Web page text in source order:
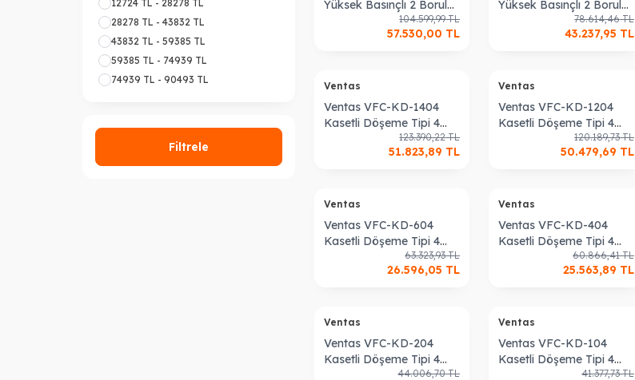
12724 TL - 28278 TL
28278 TL - 43832 TL
43832 TL - 59385 TL
59385 TL - 74939 TL
74939 TL - 90493 TL
Filtrele
Yüksek Basınçlı 2 Borulu
Fan Coil Cihazı104.599,99TL
57.530,00 TL
Yüksek Basınçlı 2 Borulu
Fan Coil Cihazı78.614,46TL
43.237,95 TL
Ventas
Ventas VFC-KD-1404
Kasetli Döşeme Tipi 4
Borulu Fan Coil Cihazı
123.390,22TL
51.823,89 TL
Ventas
Ventas VFC-KD-1204
Kasetli Döşeme Tipi 4
Borulu Fan Coil Cihazı
120.189,73TL
50.479,69 TL
Ventas
Ventas VFC-KD-604
Kasetli Döşeme Tipi 4
Borulu Fan Coil Cihazı
63.323,93TL
26.596,05 TL
Ventas
Ventas VFC-KD-404
Kasetli Döşeme Tipi 4
Borulu Fan Coil Cihazı
60.866,41TL
25.563,89 TL
Ventas
Ventas VFC-KD-204
Kasetli Döşeme Tipi 4
Borulu Fan Coil Cihazı
44.006,70TL
Ventas
Ventas VFC-KD-104
Kasetli Döşeme Tipi 4
Borulu Fan Coil Cihazı
41.377,73TL